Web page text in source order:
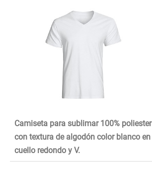
Camiseta para sublimar 100% poliester
con textura de algodón color blanco en
cuello redondo y V.